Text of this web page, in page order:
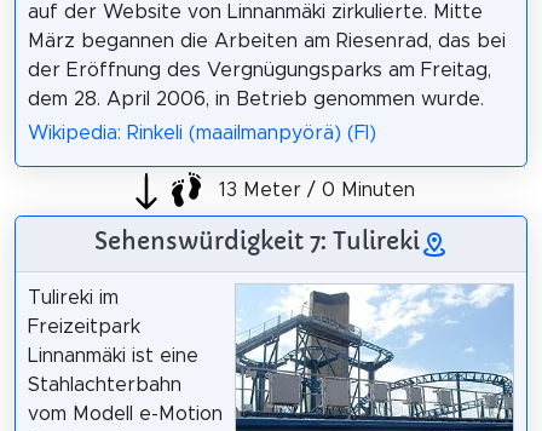
auf der Website von Linnanmäki zirkulierte. Mitte
März begannen die Arbeiten am Riesenrad, das bei
der Eröffnung des Vergnügungsparks am Freitag,
dem 28. April 2006, in Betrieb genommen wurde.
Wikipedia: Rinkeli (maailmanpyörä) (FI)
13 Meter / 0 Minuten
Sehenswürdigkeit 7: Tulireki
Tulireki im
Freizeitpark
Linnanmäki ist eine
Stahlachterbahn
vom Modell e-Motion